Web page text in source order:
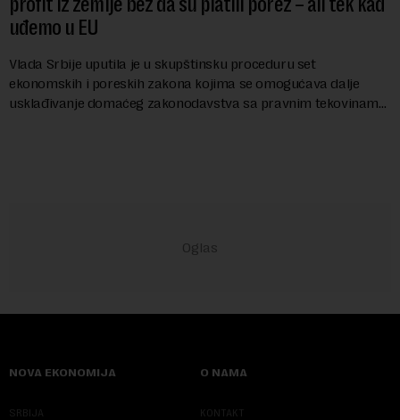
uđemo u EU
Vlada Srbije uputila je u skupštinsku proceduru set
ekonomskih i poreskih zakona kojima se omogućava dalje
usklađivanje domaćeg zakonodavstva sa pravnim tekovinama
NOVA EKONOMIJA
SRBIJA
O NAMA
KONTAKT